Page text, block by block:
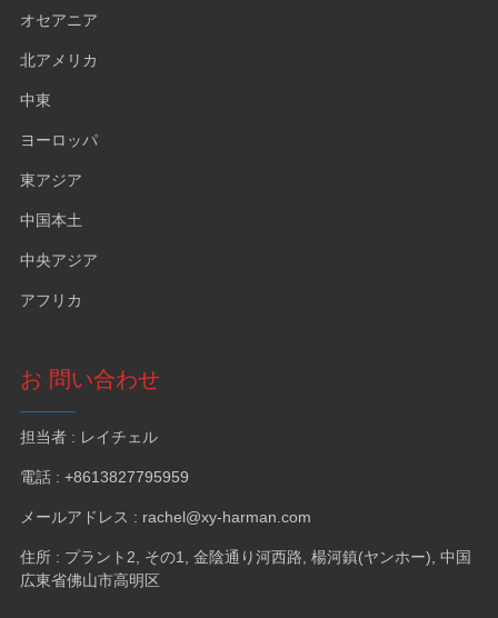
オセアニア
北アメリカ
中東
ヨーロッパ
東アジア
中国本土
中央アジア
アフリカ
お 問い合わせ
担当者 : レイチェル
電話 : +8613827795959
メールアドレス : rachel@xy-harman.com
住所 : プラント2, その1, 金陰通り河西路, 楊河鎮(ヤンホー), 中国
広東省佛山市高明区